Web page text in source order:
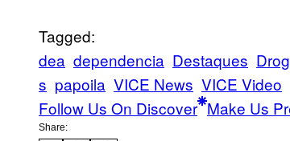
Tagged:
dea dependencia Destaques
s papoila VICE News VICE Video
Follow Us On Discover Make Us
Share: